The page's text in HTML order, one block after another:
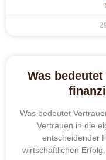
Was
Was bedeutet
Vertrauen in die
entscheidender
wirtschaftlichen